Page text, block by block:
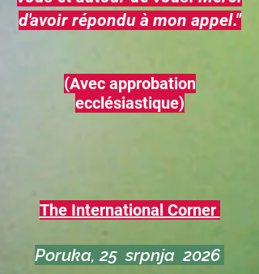
d'avoir répondu à mon appel."
(Avec approbation
ecclésiastique)
The International Corner
Poruka, 25 srpnja 2026